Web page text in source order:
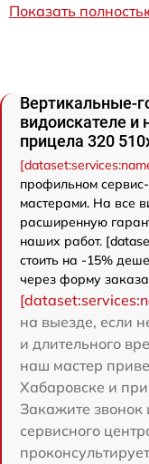
Показать
Вертикальные-
видоискателе и
прицела 320
профильном
мастерами. На все
расширенную
наших работ.
стоить на -15%
через форму
на выезде, если
и длительного
наш мастер
Хабаровске и
Закажите звонок
сервисного